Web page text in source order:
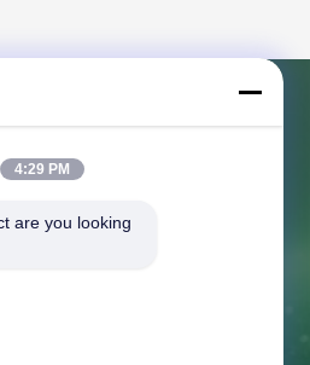
Cộng đồng
4:29 PM
are you looking